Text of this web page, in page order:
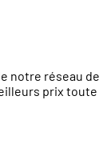
notre réseau de
prix toute